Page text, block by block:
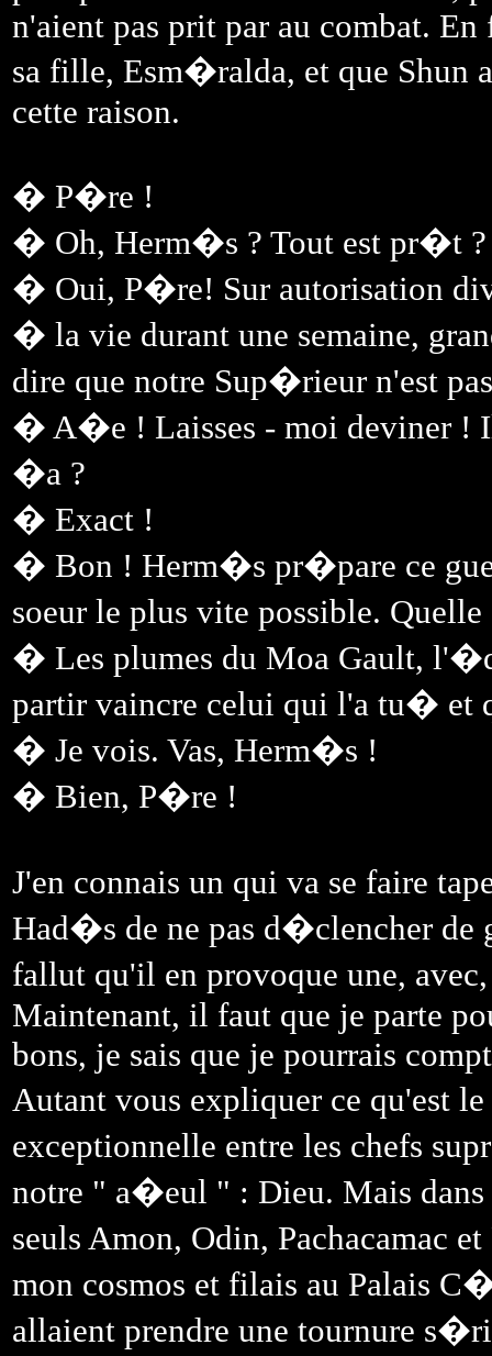
n'aient pas prit par au combat.
sa fille, Esm�ralda, et que Shun
cette raison.
� P�re !
� Oh, Herm�s ? Tout est pr�t ?
� Oui, P�re! Sur autorisation
� la vie durant une semaine,
dire que notre Sup�rieur n'est
� A�e ! Laisses - moi deviner !
�a ?
� Exact !
� Bon ! Herm�s pr�pare ce
soeur le plus vite possible.
� Les plumes du Moa Gault,
partir vaincre celui qui l'a tu� et
� Je vois. Vas, Herm�s !
� Bien, P�re !
J'en connais un qui va se faire
Had�s de ne pas d�clencher
fallut qu'il en provoque une,
Maintenant, il faut que je parte
bons, je sais que je pourrais
Autant vous expliquer ce qu'est
exceptionnelle entre les chefs
notre " a�eul " : Dieu. Mais dans
seuls Amon, Odin, Pachacamac
mon cosmos et filais au Palais
allaient prendre une tournure